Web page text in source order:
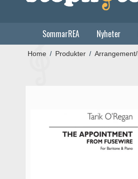
SommarREA Nyheter
Home / Produkter /